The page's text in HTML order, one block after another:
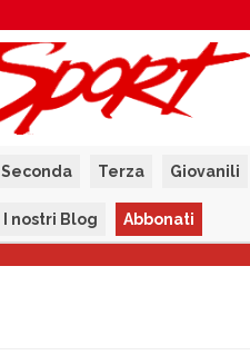
Seconda Terza Giovanili
I nostri Blog Abbonati